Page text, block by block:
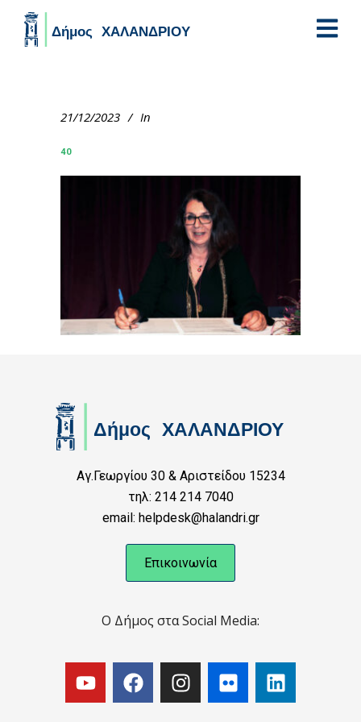
21/12/2023 In
40
Αγ.Γεωργίου 30 & Αριστείδου 15234
τηλ: 214 214 7040
email: helpdesk@halandri.gr
Επικοινωνία
Ο Δήμος στα Social Media: